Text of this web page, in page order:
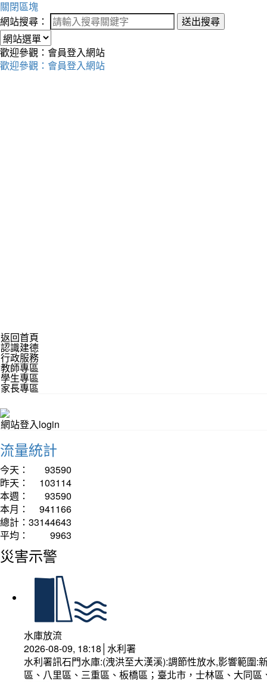
關閉區塊
網站搜尋：
送出搜尋
歡迎參觀：會員登入網站
歡迎參觀：會員登入網站
返回首頁
認識建德
行政服務
教師專區
學生專區
家長專區
網站登入login
流量統計
今天：
93590
昨天：
103114
本週：
93590
本月：
941166
總計： 33144643
平均：
9963
災害示警
水庫放流
2026-08-09, 18:18│水利署
水利署訊石門水庫:(洩洪至大漢溪):調節性放水,影響範圍
區、八里區、三重區、板橋區；臺北市，士林區、大同